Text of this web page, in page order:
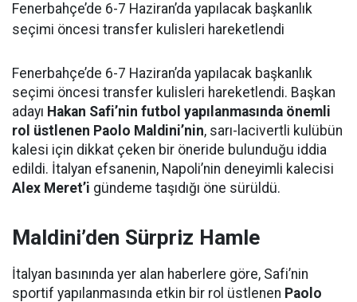
Fenerbahçe’de 6-7 Haziran’da yapılacak başkanlık
seçimi öncesi transfer kulisleri hareketlendi
Fenerbahçe’de 6-7 Haziran’da yapılacak başkanlık
seçimi öncesi transfer kulisleri hareketlendi. Başkan
adayı Hakan Safi’nin futbol yapılanmasında önemli
rol üstlenen Paolo Maldini’nin, sarı-lacivertli kulübün
kalesi için dikkat çeken bir öneride bulunduğu iddia
edildi. İtalyan efsanenin, Napoli’nin deneyimli kalecisi
Alex Meret’i gündeme taşıdığı öne sürüldü.
Maldini’den Sürpriz Hamle
İtalyan basınında yer alan haberlere göre, Safi’nin
sportif yapılanmasında etkin bir rol üstlenen Paolo